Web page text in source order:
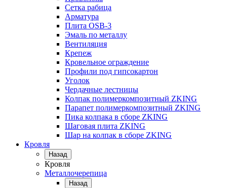
Сетка рабица
Арматура
Плита OSB-3
Эмаль по металлу
Вентиляция
Крепеж
Кровельное ограждение
Профили под гипсокартон
Уголок
Чердачные лестницы
Колпак полимеркомпозитный ZKING
Парапет полимеркомпозитный ZKING
Пика колпака в сборе ZKING
Шаговая плита ZKING
Шар на колпак в сборе ZKING
Кровля
Назад
Кровля
Металлочерепица
Назад